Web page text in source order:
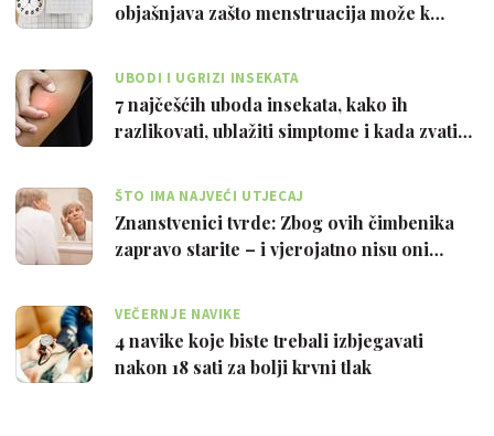
objašnjava zašto menstruacija može k…
UBODI I UGRIZI INSEKATA
7 najčešćih uboda insekata, kako ih
razlikovati, ublažiti simptome i kada zvati…
ŠTO IMA NAJVEĆI UTJECAJ
Znanstvenici tvrde: Zbog ovih čimbenika
zapravo starite – i vjerojatno nisu oni…
VEČERNJE NAVIKE
4 navike koje biste trebali izbjegavati
nakon 18 sati za bolji krvni tlak